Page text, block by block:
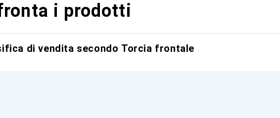
i prodotti
di vendita secondo Torcia frontale